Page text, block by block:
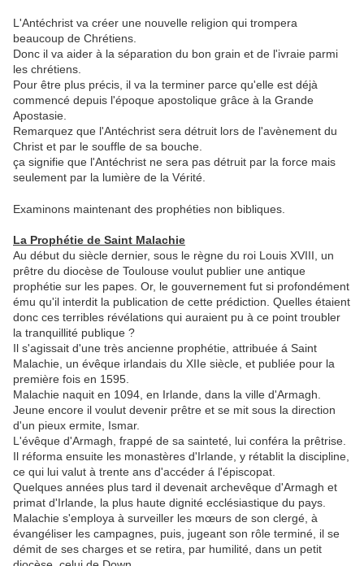
L'Antéchrist va créer une nouvelle religion qui trompera
beaucoup de Chrétiens.
Donc il va aider à la séparation du bon grain et de l'ivraie parmi
les chrétiens.
Pour être plus précis, il va la terminer parce qu'elle est déjà
commencé depuis l'époque apostolique grâce à la Grande
Apostasie.
Remarquez que l'Antéchrist sera détruit lors de l'avènement du
Christ et par le souffle de sa bouche.
ça signifie que l'Antéchrist ne sera pas détruit par la force mais
seulement par la lumière de la Vérité.
Examinons maintenant des prophéties non bibliques.
La Prophétie de Saint Malachie
Au début du siècle dernier, sous le règne du roi Louis XVIII, un
prêtre du diocèse de Toulouse voulut publier une antique
prophétie sur les papes. Or, le gouvernement fut si profondément
ému qu'il interdit la publication de cette prédiction. Quelles étaient
donc ces terribles révélations qui auraient pu à ce point troubler
la tranquillité publique ?
Il s'agissait d'une très ancienne prophétie, attribuée á Saint
Malachie, un évêque irlandais du XIIe siècle, et publiée pour la
première fois en 1595.
Malachie naquit en 1094, en Irlande, dans la ville d'Armagh.
Jeune encore il voulut devenir prêtre et se mit sous la direction
d'un pieux ermite, Ismar.
L'évêque d'Armagh, frappé de sa sainteté, lui conféra la prêtrise.
Il réforma ensuite les monastères d'Irlande, y rétablit la discipline,
ce qui lui valut à trente ans d'accéder á l'épiscopat.
Quelques années plus tard il devenait archevêque d'Armagh et
primat d'Irlande, la plus haute dignité ecclésiastique du pays.
Malachie s'employa à surveiller les mœurs de son clergé, à
évangéliser les campagnes, puis, jugeant son rôle terminé, il se
démit de ses charges et se retira, par humilité, dans un petit